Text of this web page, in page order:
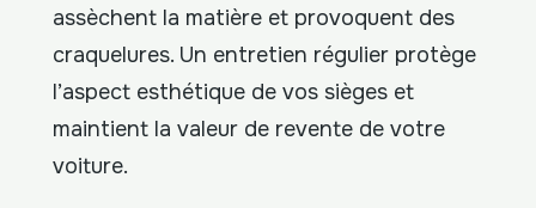
assèchent la matière et provoquent des
craquelures. Un entretien régulier protège
l’aspect esthétique de vos sièges et
maintient la valeur de revente de votre
voiture.